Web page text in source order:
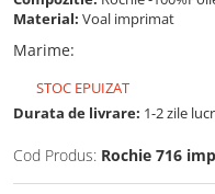
Material: Voal imprimat
Marime:
STOC EPUIZAT
Durata de livrare: 1-2 zile
Cod Produs: Rochie 716